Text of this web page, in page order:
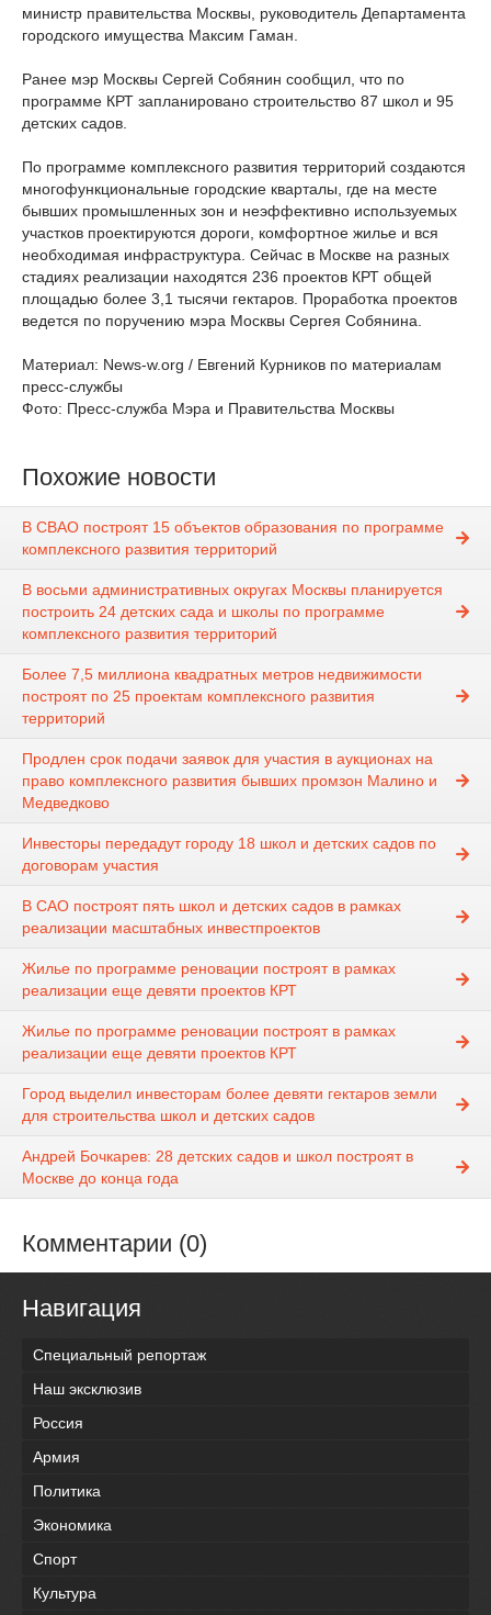
министр правительства Москвы, руководитель Департамента
городского имущества Максим Гаман.
Ранее мэр Москвы Сергей Собянин сообщил, что по
программе КРТ запланировано строительство 87 школ и 95
детских садов.
По программе комплексного развития территорий создаются
многофункциональные городские кварталы, где на месте
бывших промышленных зон и неэффективно используемых
участков проектируются дороги, комфортное жилье и вся
необходимая инфраструктура. Сейчас в Москве на разных
стадиях реализации находятся 236 проектов КРТ общей
площадью более 3,1 тысячи гектаров. Проработка проектов
ведется по поручению мэра Москвы Сергея Собянина.
Материал: News-w.org / Евгений Курников по материалам
пресс-службы
Фото: Пресс-служба Мэра и Правительства Москвы
Похожие новости
В СВАО построят 15 объектов образования по программе
комплексного развития территорий
В восьми административных округах Москвы планируется
построить 24 детских сада и школы по программе
комплексного развития территорий
Более 7,5 миллиона квадратных метров недвижимости
построят по 25 проектам комплексного развития
территорий
Продлен срок подачи заявок для участия в аукционах на
право комплексного развития бывших промзон Малино и
Медведково
Инвесторы передадут городу 18 школ и детских садов по
договорам участия
В САО построят пять школ и детских садов в рамках
реализации масштабных инвестпроектов
Жилье по программе реновации построят в рамках
реализации еще девяти проектов КРТ
Жилье по программе реновации построят в рамках
реализации еще девяти проектов КРТ
Город выделил инвесторам более девяти гектаров земли
для строительства школ и детских садов
Андрей Бочкарев: 28 детских садов и школ построят в
Москве до конца года
Комментарии (0)
Навигация
Специальный репортаж
Наш эксклюзив
Россия
Армия
Политика
Экономика
Спорт
Культура